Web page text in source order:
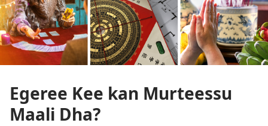
Egeree Kee kan Murteessu
Maali Dha?